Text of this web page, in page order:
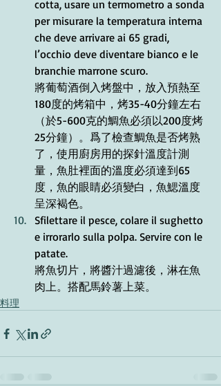
cotta, usare un termometro a sonda
per misurare la temperatura interna
che deve arrivare ai 65 gradi,
l’occhio deve diventare bianco e le
branchie marrone scuro.
將葡萄酒倒入烤盤中，放入預熱至
180度的烤箱中，烤35-40分鐘左右
（於5-600克的鯛魚必須以200度烤
25分鐘）。爲了檢查鯛魚是否烤熟
了，使用廚房用的探針溫度計測
量，魚肚裡面的溫度必須達到65
度，魚的眼睛必須變白，魚鰓溫度
呈深褐色。
Sfilettare il pesce, colare il sughetto
e irrorarlo sulla polpa. Servire con le
patate.
將魚切片，將醬汁過濾後，淋在魚
肉上。搭配馬鈴薯上菜。
料理